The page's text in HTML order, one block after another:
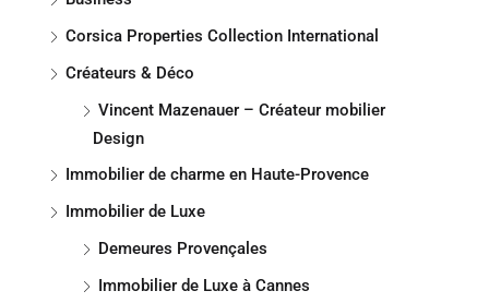
Corsica Properties Collection International
Créateurs & Déco
Vincent Mazenauer – Créateur mobilier
Design
Immobilier de charme en Haute-Provence
Immobilier de Luxe
Demeures Provençales
Immobilier de Luxe à Cannes